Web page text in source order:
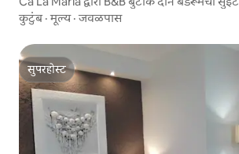
कुटुंब·मूल्य·जवळपास
सुपरहोस्ट
सुपरहोस्ट